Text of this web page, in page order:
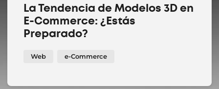
La Tendencia de Modelos 3D en
E-Commerce: ¿Estás
Preparado?
Web e-Commerce